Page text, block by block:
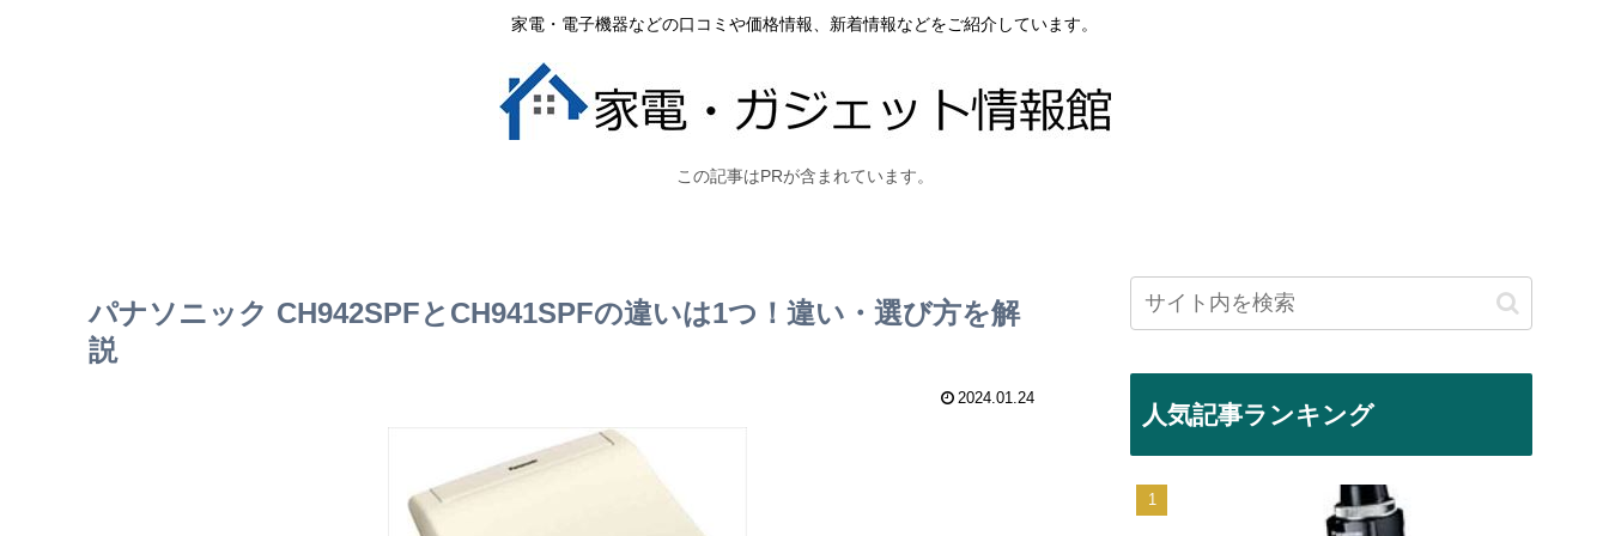
家電・電子機器などの口コミや価格情報、新着情報などをご紹介しています。
この記事はPRが含まれています。
パナソニック CH942SPFとCH941SPFの違いは1つ！違い・選び方を解
説
2024.01.24
人気記事ランキング